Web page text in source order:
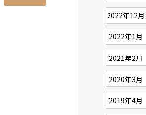
2022年12月
2022年1月
2021年2月
2020年3月
2019年4月